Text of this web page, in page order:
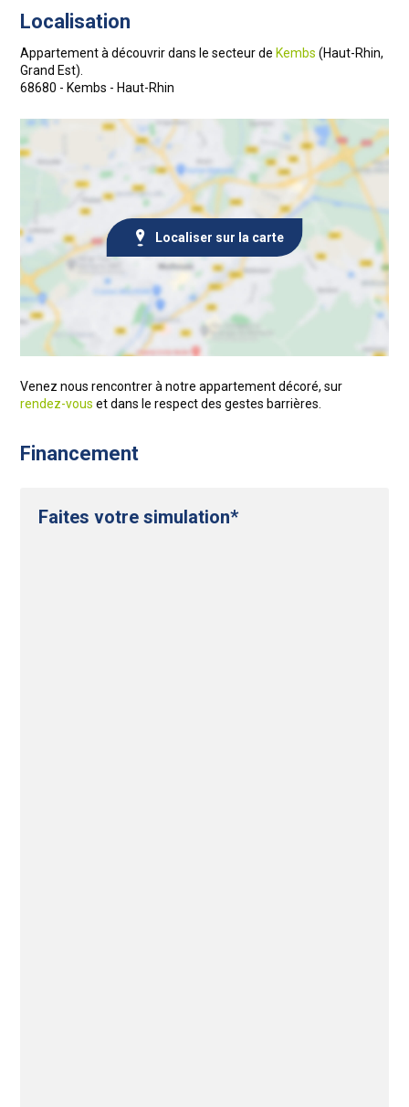
Localisation
Appartement à découvrir dans le secteur de Kembs (Haut-Rhin,
Grand Est).
68680 - Kembs - Haut-Rhin
Localiser sur la carte
Venez nous rencontrer à notre appartement décoré, sur
rendez-vous et dans le respect des gestes barrières.
Financement
Faites votre simulation*